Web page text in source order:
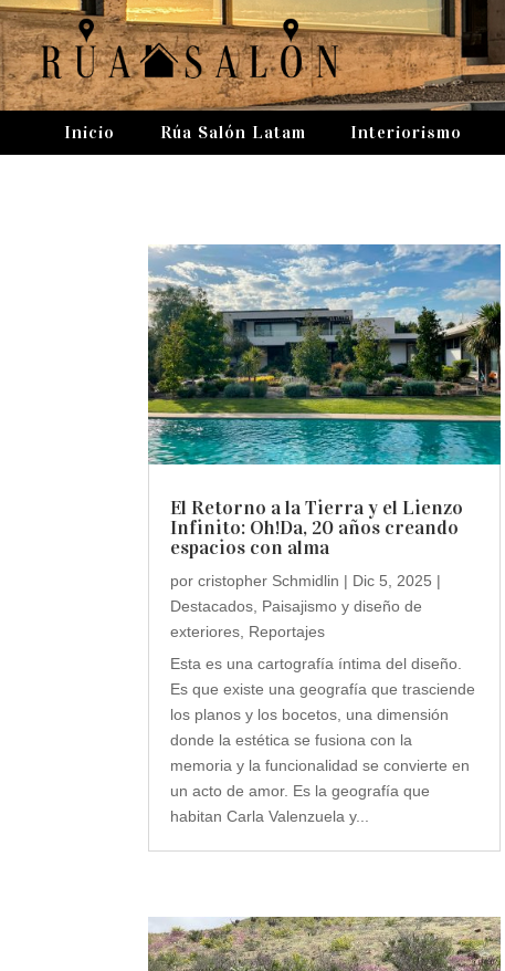
Inicio Rúa Salón Latam Interiorismo
El Retorno a la Tierra y el Lienzo
Infinito: Oh!Da, 20 años creando
espacios con alma
porcristopher Schmidlin | Dic 5, 2025 |
Destacados Paisajismo y diseño de
exteriores Reportajes
Esta es una cartografía íntima del diseño.
Es que existe una geografía que trasciende
los planos y los bocetos, una dimensión
donde la estética se fusiona con la
memoria y la funcionalidad se convierte en
un acto de amor. Es la geografía que
habitan Carla Valenzuela y...